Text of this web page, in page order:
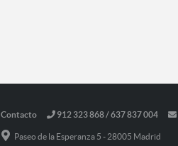
Contacto 912 323 868 / 637 837 004
Paseo de la Esperanza 5 - 28005 Madrid